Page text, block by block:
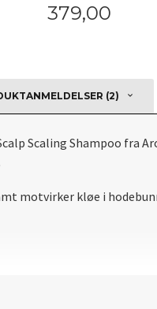
Pris
379,00
(2)
Scaling Shampoo
motvirker kløe i
parfyme.